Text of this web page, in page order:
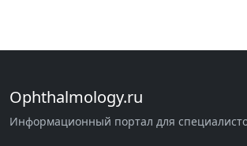
Ophthalmology.ru
Информационный портал для